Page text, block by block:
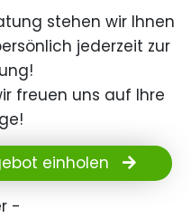
stehen wir Ihnen
jederzeit zur
freuen uns auf Ihre
einholen
-